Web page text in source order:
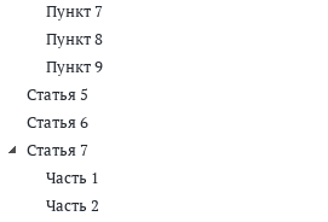
Пункт 7
Пункт 8
Пункт 9
Статья 5
Статья 6
Статья 7
Часть 1
Часть 2